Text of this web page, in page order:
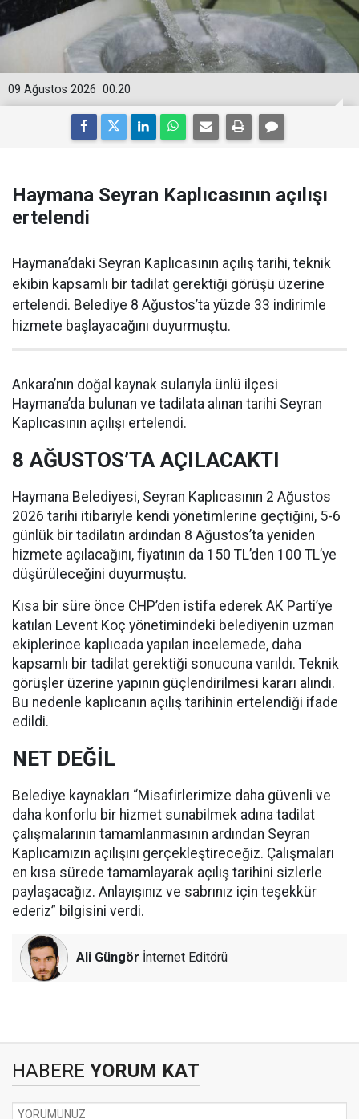
00:20
09 Ağustos 2026
Haymana Seyran Kaplıcasının açılışı
ertelendi
Haymana’daki Seyran Kaplıcasının açılış tarihi, teknik
ekibin kapsamlı bir tadilat gerektiği görüşü üzerine
ertelendi. Belediye 8 Ağustos’ta yüzde 33 indirimle
hizmete başlayacağını duyurmuştu.
Ankara’nın doğal kaynak sularıyla ünlü ilçesi
Haymana’da bulunan ve tadilata alınan tarihi Seyran
Kaplıcasının açılışı ertelendi.
8 AĞUSTOS’TA AÇILACAKTI
Haymana Belediyesi, Seyran Kaplıcasının 2 Ağustos
2026 tarihi itibariyle kendi yönetimlerine geçtiğini, 5-6
günlük bir tadilatın ardından 8 Ağustos’ta yeniden
hizmete açılacağını, fiyatının da 150 TL’den 100 TL’ye
düşürüleceğini duyurmuştu.
Kısa bir süre önce CHP’den istifa ederek AK Parti’ye
katılan Levent Koç yönetimindeki belediyenin uzman
ekiplerince kaplıcada yapılan incelemede, daha
kapsamlı bir tadilat gerektiği sonucuna varıldı. Teknik
görüşler üzerine yapının güçlendirilmesi kararı alındı.
Bu nedenle kaplıcanın açılış tarihinin ertelendiği ifade
edildi.
NET DEĞİL
Belediye kaynakları “Misafirlerimize daha güvenli ve
daha konforlu bir hizmet sunabilmek adına tadilat
çalışmalarının tamamlanmasının ardından Seyran
Kaplıcamızın açılışını gerçekleştireceğiz. Çalışmaları
en kısa sürede tamamlayarak açılış tarihini sizlerle
paylaşacağız. Anlayışınız ve sabrınız için teşekkür
ederiz” bilgisini verdi.
Ali Güngör İnternet Editörü
HABERE YORUM KAT